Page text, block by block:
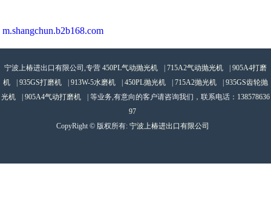
m.shangchun.b2b168.com
宁波上椿进出口有限公司,专营 450PL气动抛光机 | 715A2气动抛光机 | 905A4打磨
机
| 935GS打磨机 | 913W-5水磨机 | 450PL抛光机 | 715A2抛光机 | 935GS齿轮抛
光机
| 905A4气动打磨机 | 等业务,有意向的客户请咨询我们，联系电话： 138578636
97
CopyRight © 版权所有: 宁波上椿进出口有限公司